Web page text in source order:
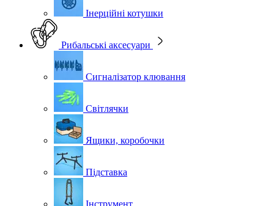
Інерційні котушки
Рибальські аксесуари
Сигналізатор клювання
Світлячки
Ящики, коробочки
Підставка
Інструмент